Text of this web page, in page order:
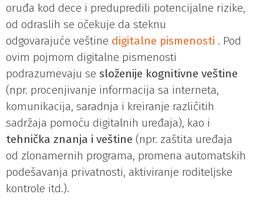
oruđa kod dece i predupredili potencijalne rizike,
od odraslih se očekuje da steknu
odgovarajuće veštine digitalne pismenosti . Pod
ovim pojmom digitalne pismenosti
podrazumevaju se složenije kognitivne veštine
(npr. procenjivanje informacija sa interneta,
komunikacija, saradnja i kreiranje različitih
sadržaja pomoću digitalnih uređaja), kao i
tehnička znanja i veštine (npr. zaštita uređaja
od zlonamernih programa, promena automatskih
podešavanja privatnosti, aktiviranje roditeljske
kontrole itd.).